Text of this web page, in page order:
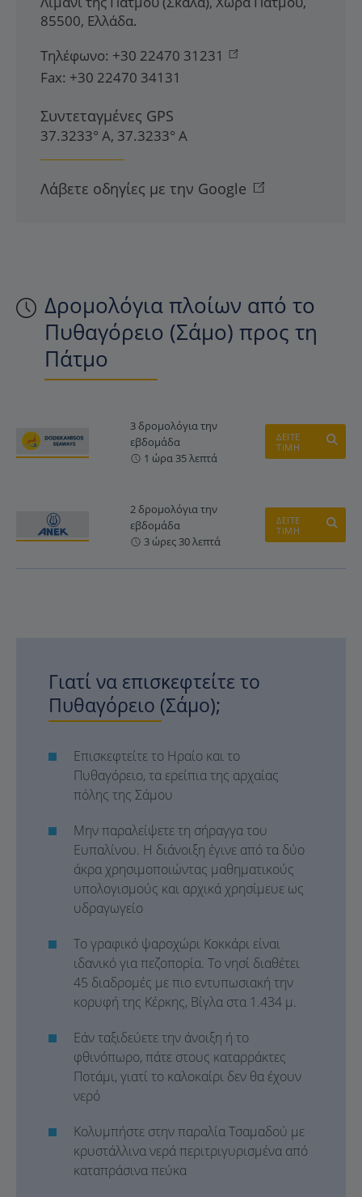
Δρομολόγια πλοίων από το
Πυθαγόρειο (Σάμο) προς τη
Πάτμο
3 δρομολόγια την
εβδομάδα
1 ώρα 35 λεπτά
ΔΕΙΤΕ
ΤΙΜΗ
2 δρομολόγια την
εβδομάδα
3 ώρες 30 λεπτά
ΔΕΙΤΕ
ΤΙΜΗ
Γιατί να επισκεφτείτε το
Πυθαγόρειο (Σάμο);
Επισκεφτείτε το Ηραίο και το
Πυθαγόρειο, τα ερείπια της αρχαίας
πόλης της Σάμου
Μην παραλείψετε τη σήραγγα του
Ευπαλίνου. Η διάνοιξη έγινε από τα δύο
άκρα χρησιμοποιώντας μαθηματικούς
υπολογισμούς και αρχικά χρησίμευε ως
υδραγωγείο
Το γραφικό ψαροχώρι Κοκκάρι είναι
ιδανικό για πεζοπορία. Το νησί διαθέτει
45 διαδρομές με πιο εντυπωσιακή την
κορυφή της Κέρκης, Βίγλα στα 1.434 μ.
Εάν ταξιδεύετε την άνοιξη ή το
φθινόπωρο, πάτε στους καταρράκτες
Ποτάμι, γιατί το καλοκαίρι δεν θα έχουν
νερό
Κολυμπήστε στην παραλία Τσαμαδού με
κρυστάλλινα νερά περιτριγυρισμένα από
καταπράσινα πεύκα
85500, Ελλάδα.
Τηλέφωνο: +30 22470 31231
Fax: +30 22470 34131
Συντεταγμένες GPS
37.3233° Α, 37.3233° Α
Λάβετε οδηγίες με την Google